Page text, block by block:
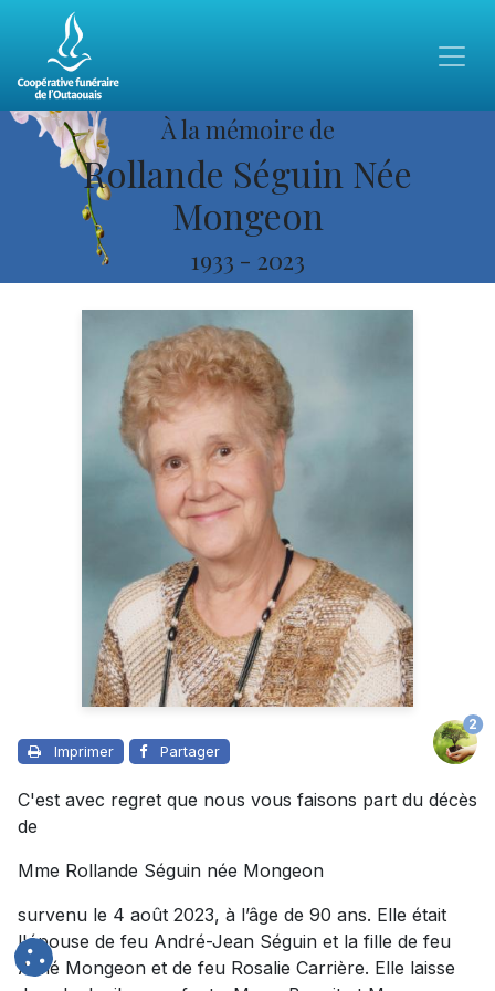
À la mémoire de
Rollande Séguin Née
Mongeon
1933 - 2023
Imprimer Partager
2
C'est avec regret que nous vous faisons part du décès
de
Mme Rollande Séguin née Mongeon
survenu le 4 août 2023, à l’âge de 90 ans. Elle était
l'épouse de feu André-Jean Séguin et la fille de feu
Aimé Mongeon et de feu Rosalie Carrière. Elle laisse